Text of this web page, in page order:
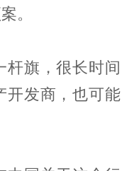
。
杆旗，很长时间
开发商，也可能